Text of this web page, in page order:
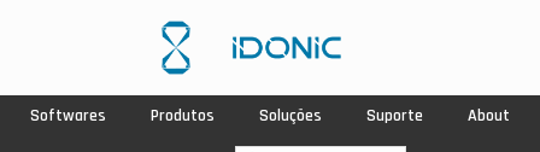
Softwares Produtos Soluções Suporte About